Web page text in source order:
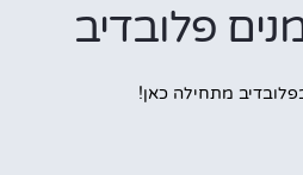
פלובדיב
מתחילה כאן!